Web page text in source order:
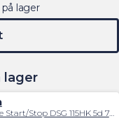
lager
1,0 TSI Xcellence Start/Stop DSG 115HK 5d 7g Aut.
lager